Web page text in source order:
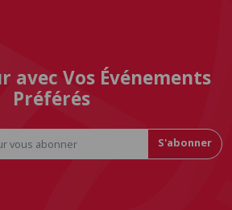
avec Vos Événements
Préférés
S'abonner